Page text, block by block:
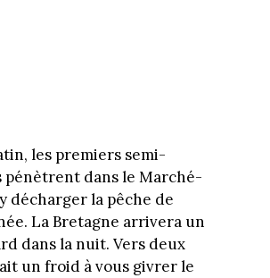
les premiers semi-
pénètrent dans le Marché-
décharger la pêche de
La Bretagne arrivera un
dans la nuit. Vers deux
un froid à vous givrer le